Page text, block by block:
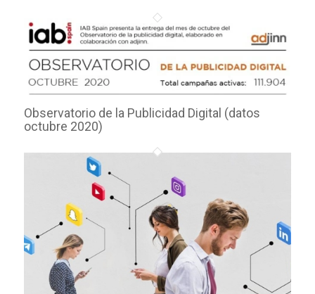
Observatorio de la Publicidad Digital (datos
octubre 2020)